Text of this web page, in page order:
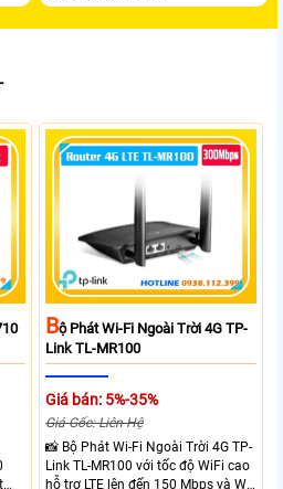
BỘ Phát Wi-Fi Ngoài Trời 4G TP-
Link TL-MR100
Giá bán: 5%-35%
Giá Gốc: Liên Hệ
📸 Bộ Phát Wi-Fi Ngoài Trời 4G TP-
Link TL-MR100 với tốc độ WiFi cao
hỗ trợ LTE lên đến 150 Mbps và Wi-